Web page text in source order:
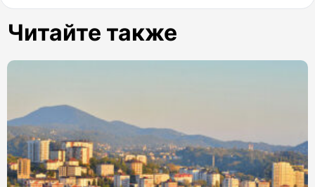
Читайте также